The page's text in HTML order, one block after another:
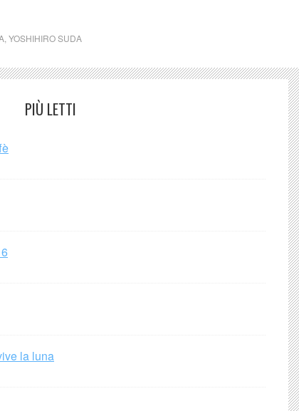
YOSHIHIRO SUDA
PIÙ LETTI
la luna